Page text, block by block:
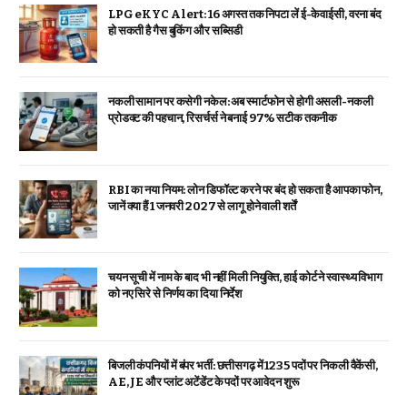
LPG eKYC Alert: 16 अगस्त तक निपटा लें ई-केवाईसी, वरना बंद
हो सकती है गैस बुकिंग और सब्सिडी
नकली सामान पर कसेगी नकेल: अब स्मार्टफोन से होगी असली-नकली
प्रोडक्ट की पहचान, रिसर्चर्स ने बनाई 97% सटीक तकनीक
RBI का नया नियम: लोन डिफॉल्ट करने पर बंद हो सकता है आपका फोन,
जानें क्या हैं 1 जनवरी 2027 से लागू होने वाली शर्तें
चयन सूची में नाम के बाद भी नहीं मिली नियुक्ति, हाई कोर्ट ने स्वास्थ्य विभाग
को नए सिरे से निर्णय का दिया निर्देश
बिजली कंपनियों में बंपर भर्ती: छत्तीसगढ़ में 1235 पदों पर निकली वैकेंसी,
AE, JE और प्लांट अटेंडेंट के पदों पर आवेदन शुरू